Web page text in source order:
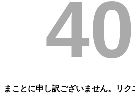
まことに申し訳ございません。リク